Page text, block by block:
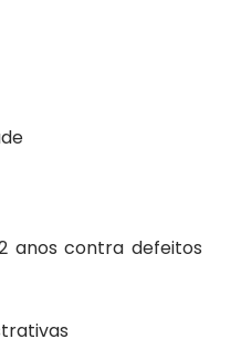
anos contra defeitos